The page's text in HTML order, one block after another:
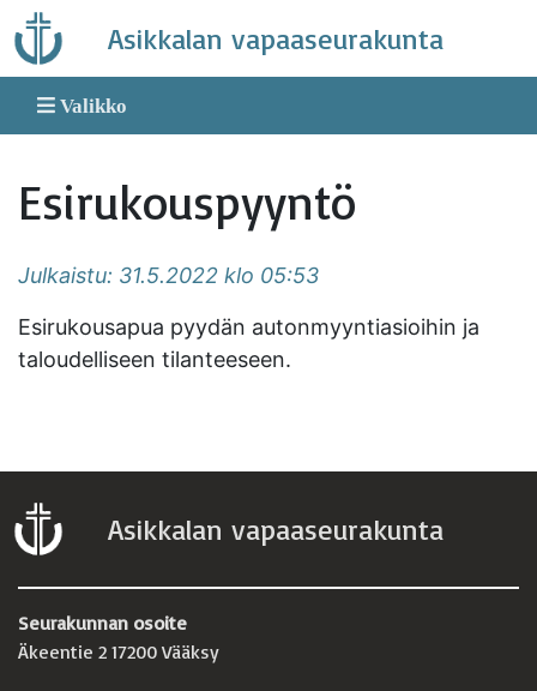
Skip
to
content
Asikkalan vapaaseurakunta
Valikko
Esirukouspyyntö
Julkaistu: 31.5.2022 klo 05:53
Esirukousapua pyydän autonmyyntiasioihin ja
taloudelliseen tilanteeseen.
Asikkalan vapaaseurakunta
Seurakunnan osoite
Äkeentie 2 17200 Vääksy